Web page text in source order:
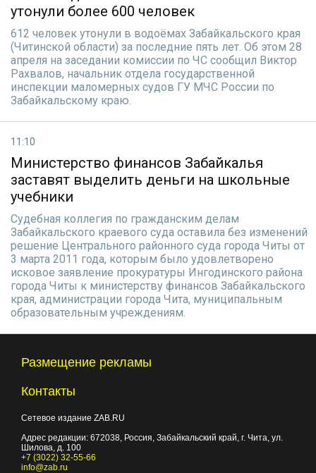
утонули более 600 человек
612 человек утонули в водоёмах Забайкальского края
(Читинской области) за последние пять лет. Об этом 28
апреля на заседании комиссии по ЧС сообщил Виктор
Рахвалов, начальник отдела государственной
инспекции маломерных судов ГУ МЧС России по
Забайкальскому краю.
11:10
Министерство финансов Забайкалья
заставят выделить деньги на школьные
учебники
Судебная коллегия по гражданским делам
Забайкальского краевого суда оставила без изменений
решение Центрального районного суда города Читы от
3 марта 2011 года, которым было удовлетворено
исковое заявление прокуратуры Ингодинского района
города Читы к министерству финансов Забайкальского
края, администрации города Чита, муниципальным
образовательным учреждениям.
Размещение рекламы
Контакты
Сетевое издание ZAB.RU
Адрес редакции: 672038, Россия, Забайкальский край, г. Чита, ул.
Шилова, д. 100
+7 (3022) 32-55-66
info@zab.ru